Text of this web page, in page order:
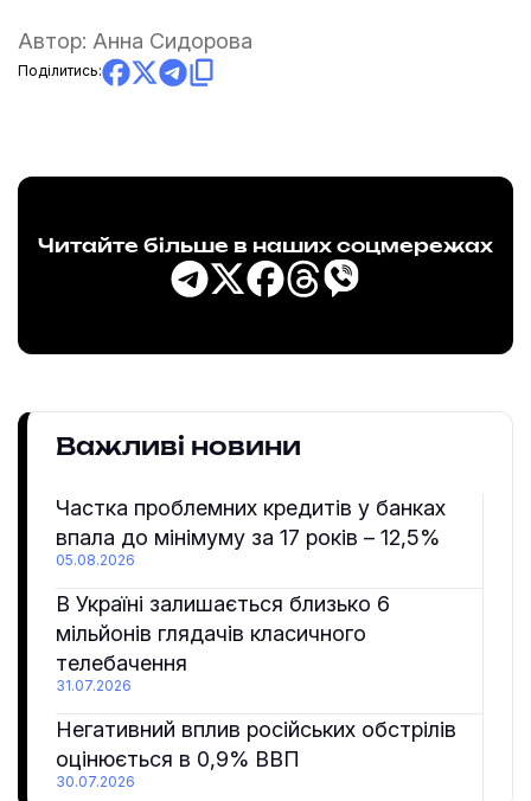
Автор: Анна Сидорова
Поділитись:
Читайте більше в наших соцмережах
Важливі новини
Частка проблемних кредитів у банках
впала до мінімуму за 17 років – 12,5%
05.08.2026
В Україні залишається близько 6
мільйонів глядачів класичного
телебачення
31.07.2026
Негативний вплив російських обстрілів
оцінюється в 0,9% ВВП
30.07.2026